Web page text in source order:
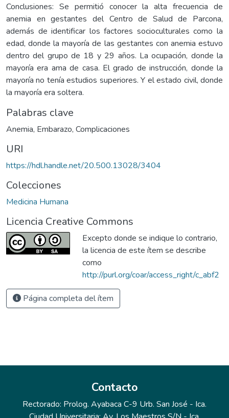
Conclusiones: Se permitió conocer la alta frecuencia de
anemia en gestantes del Centro de Salud de Parcona,
además de identificar los factores socioculturales como la
edad, donde la mayoría de las gestantes con anemia estuvo
dentro del grupo de 18 y 29 años. La ocupación, donde la
mayoría era ama de casa. El grado de instrucción, donde la
mayoría no tenía estudios superiores. Y el estado civil, donde
la mayoría era soltera.
Palabras clave
Anemia, Embarazo, Complicaciones
URI
https://hdl.handle.net/20.500.13028/3404
Colecciones
Medicina Humana
Licencia Creative Commons
Excepto donde se indique lo contrario,
la licencia de este ítem se describe
como
http://purl.org/coar/access_right/c_abf2
Página completa del ítem
Contacto
Rectorado: Prolog. Ayabaca C-9 Urb. San José - Ica.